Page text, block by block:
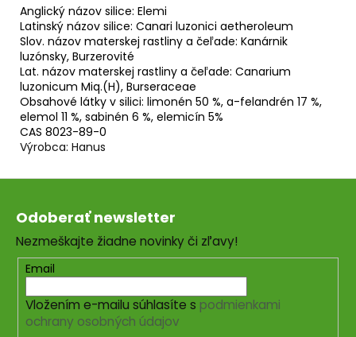
Anglický názov silice: Elemi
Latinský názov silice: Canari luzonici aetheroleum
Slov. názov materskej rastliny a čeľade: Kanárnik
luzónsky, Burzerovité
Lat. názov materskej rastliny a čeľade: Canarium
luzonicum Miq.(H), Burseraceae
Obsahové látky v silici: limonén 50 %, a-felandrén 17 %,
elemol 11 %, sabinén 6 %, elemicín 5%
CAS 8023-89-0
Výrobca: Hanus
Z
Odoberať newsletter
Nezmeškajte žiadne novinky či zľavy!
Email
Vložením e-mailu súhlasíte s podmienkami
ochrany osobných údajov